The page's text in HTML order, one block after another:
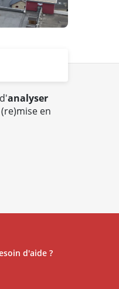
analyser
en
d'aide ?